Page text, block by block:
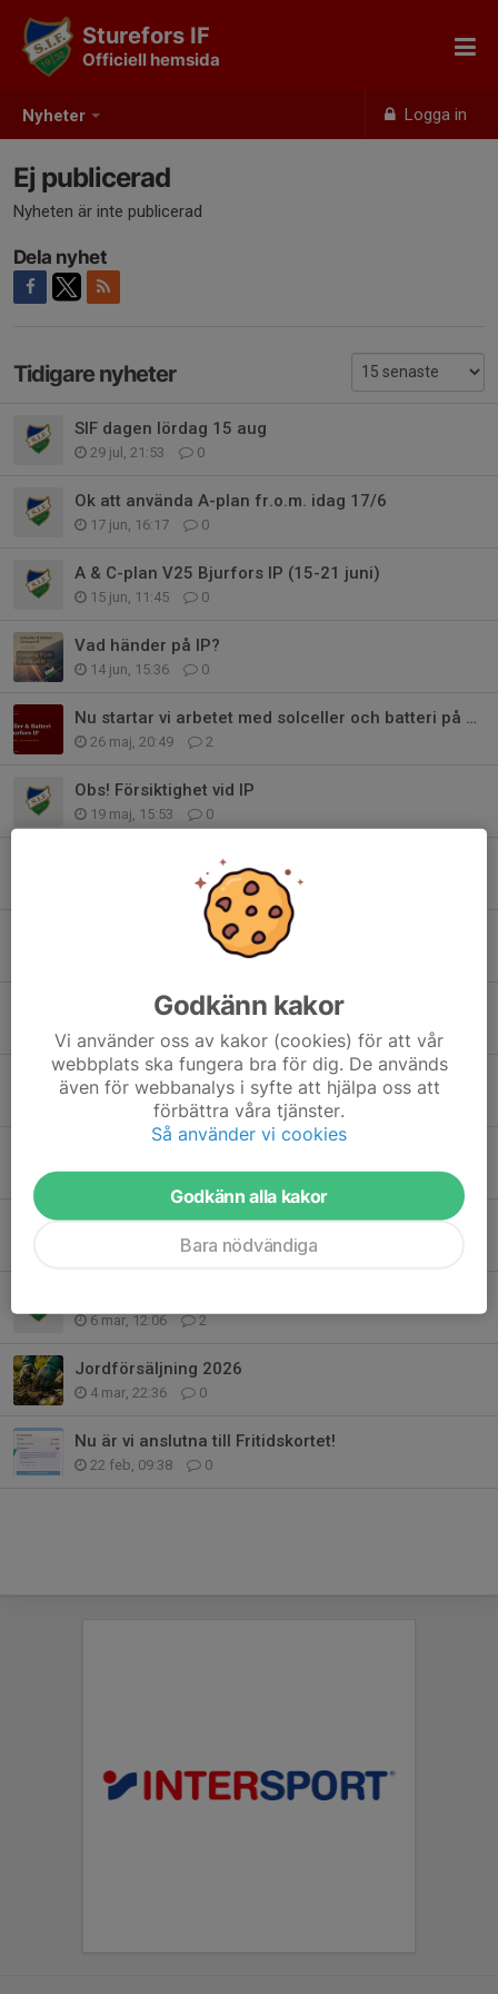
Nyheter Logga in
Sturefors IF
Officiell hemsida
Ej publicerad
Nyheten är inte publicerad
Dela nyhet
Tidigare nyheter
SIF dagen lördag 15 aug
29 jul, 21:53 0
Ok att använda A-plan fr.o.m. idag 17/6
17 jun, 16:17 0
A & C-plan V25 Bjurfors IP (15-21 juni)
15 jun, 11:45 0
Vad händer på IP?
14 jun, 15:36 0
Nu startar vi arbetet med solceller och batteri på Bjurfors IP
26 maj, 20:49 2
Obs! Försiktighet vid IP
19 maj, 15:53 0
Obs! Avstängning A plan 16/5!
0
A & C plan helt avstängda 17-18 maj
Sommarjobb 2026
4 maj, 16:30
Välkommen till Valborgsfirande i Sturefors!
30 apr, 06:46 0
26 apr, 16:09 0
0
6 mar, 12:06 2
Jordförsäljning 2026
4 mar, 22:36 0
Nu är vi anslutna till Fritidskortet!
22 feb, 09:38 0
Godkänn kakor
Vi använder oss av kakor (cookies) för att vår
webbplats ska fungera bra för dig. De används
även för webbanalys i syfte att hjälpa oss att
förbättra våra tjänster.
Så använder vi cookies
Godkänn alla kakor
Bara nödvändiga